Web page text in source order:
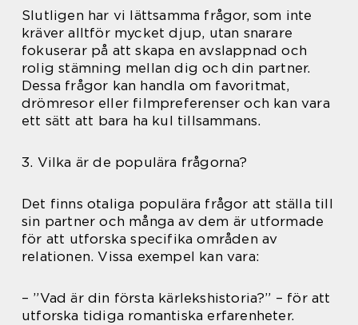
Slutligen har vi lättsamma frågor, som inte
kräver alltför mycket djup, utan snarare
fokuserar på att skapa en avslappnad och
rolig stämning mellan dig och din partner.
Dessa frågor kan handla om favoritmat,
drömresor eller filmpreferenser och kan vara
ett sätt att bara ha kul tillsammans.
3. Vilka är de populära frågorna?
Det finns otaliga populära frågor att ställa till
sin partner och många av dem är utformade
för att utforska specifika områden av
relationen. Vissa exempel kan vara:
– ”Vad är din första kärlekshistoria?” – för att
utforska tidiga romantiska erfarenheter.